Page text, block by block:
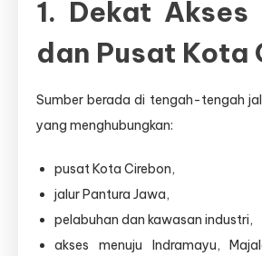
1. Dekat Akses
dan Pusat Kota
Sumber berada di tengah-tengah
yang menghubungkan:
pusat Kota Cirebon,
jalur Pantura Jawa,
pelabuhan dan kawasan industri,
akses menuju Indramayu,